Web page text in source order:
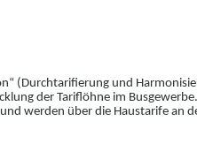
(Durchtarifierung und
der Tariflöhne im
werden über die Haustarife an